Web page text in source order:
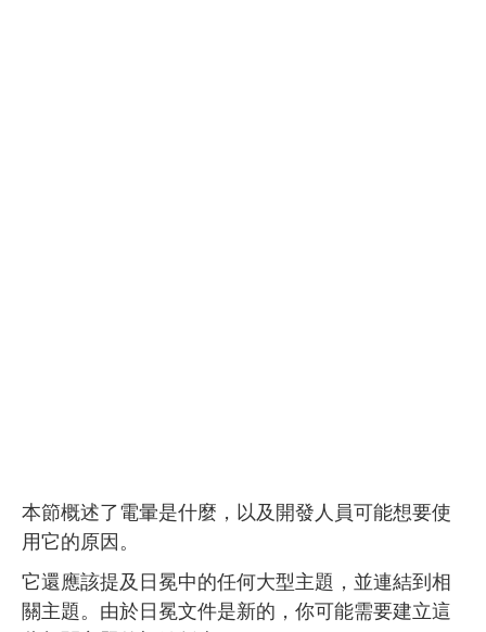
本節概述了電暈是什麼，以及開發人員可能想要使
用它的原因。
它還應該提及日冕中的任何大型主題，並連結到相
關主題。由於日冕文件是新的，你可能需要建立這